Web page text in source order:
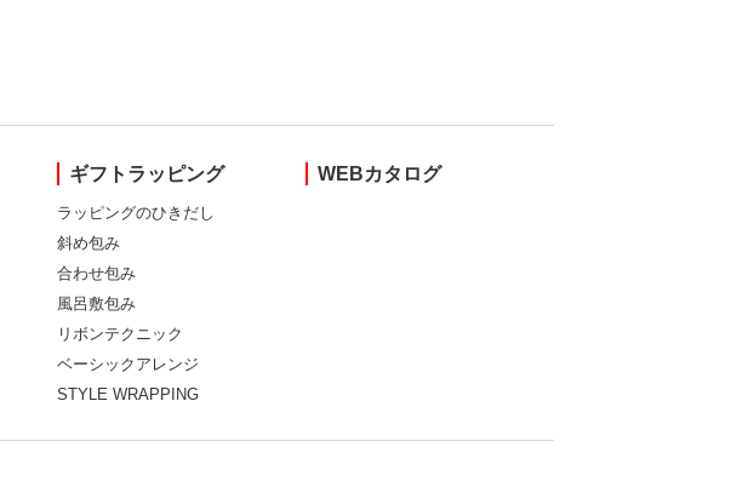
ギフトラッピング
ラッピングのひきだし
斜め包み
合わせ包み
風呂敷包み
リボンテクニック
ベーシックアレンジ
STYLE WRAPPING
WEBカタログ